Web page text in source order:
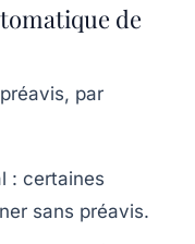
de
par
: certaines
sans préavis.